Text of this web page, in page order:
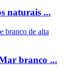
naturais ...
branco ...